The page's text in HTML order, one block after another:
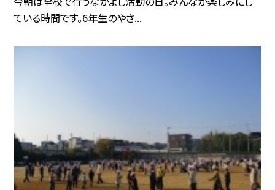
ている時間です。6年生のやさ...